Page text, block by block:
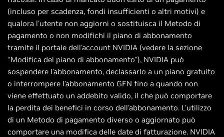
(incluso per scadenza, fondi insufficienti o altri motivi) e
qualora l’utente non aggiorni o sostituisca il Metodo di
pagamento o non modifichi il piano di abbonamento
tramite il portale dell’account NVIDIA (vedere la sezione
“Modifica del piano di abbonamento”), NVIDIA può
sospendere l’abbonamento, declassarlo a un piano gratuito
o interrompere l’abbonamento GFN fino a quando non
viene effettuato un addebito valido, il che può comportare
la perdita dei benefici in corso dell’abbonamento. L’utilizzo
di un Metodo di pagamento diverso o aggiornato può
comportare una modifica delle date di fatturazione. NVIDIA